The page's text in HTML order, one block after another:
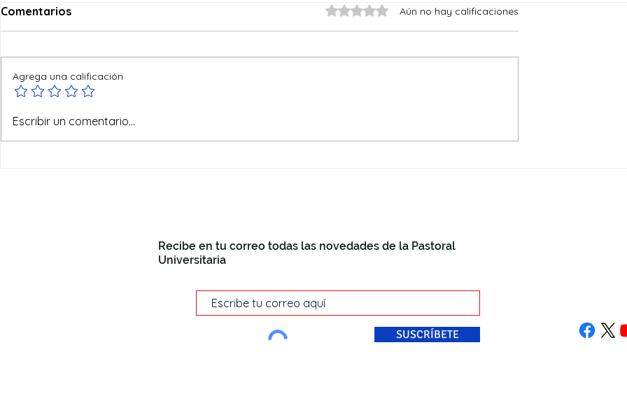
Ofertas de verano
Comentarios Obtuvo 0 de 5 estrellas.
Aún no hay calificaciones
Agrega una calificación
Escribir un comentario...
Recibe en tu correo todas las novedades de la Pastoral
Universitaria
SUSCRÍBETE